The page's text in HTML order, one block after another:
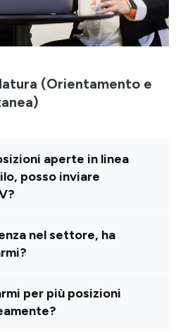
(Orientamento e
aperte in linea
posso inviare
nel settore, ha
per più posizioni